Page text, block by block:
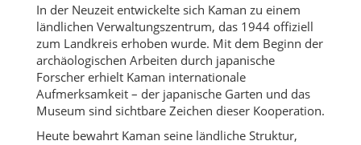
In der Neuzeit entwickelte sich Kaman zu einem
ländlichen Verwaltungszentrum, das 1944 offiziell
zum Landkreis erhoben wurde. Mit dem Beginn der
archäologischen Arbeiten durch japanische
Forscher erhielt Kaman internationale
Aufmerksamkeit – der japanische Garten und das
Museum sind sichtbare Zeichen dieser Kooperation.
Heute bewahrt Kaman seine ländliche Struktur,